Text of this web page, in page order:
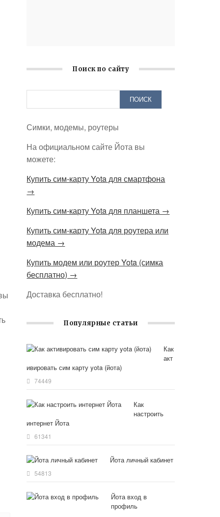
Поиск по сайту
Симки, модемы, роутеры
На официальном сайте Йота вы
можете:
Купить сим-карту Yota для смартфона
→
Купить сим-карту Yota для планшета →
Купить сим-карту Yota для роутера или
модема →
Купить модем или роутер Yota (симка
бесплатно) →
Доставка бесплатно!
Популярные статьи
Как
акт
ивировать сим карту yota (йота)
74449
Как
настроить
интернет Йота
61341
Йота личный кабинет
54813
Йота вход в
профиль